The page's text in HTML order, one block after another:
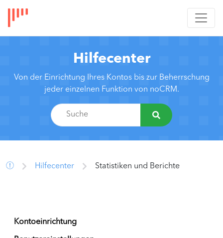
Hilfecenter
Von der Einrichtung Ihres Kontos bis zur Beherrschung
jeder einzelnen Funktion von noCRM.
Hilfecenter Statistiken und Berichte
Kontoeinrichtung